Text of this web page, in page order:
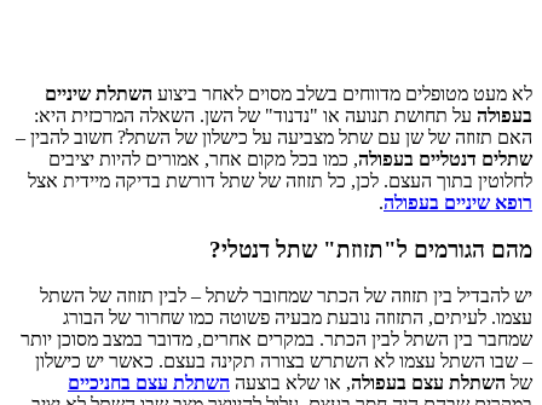
לא מעט מטופלים מדווחים בשלב מסוים לאחר ביצוע השתלת שיניים
בעפולה על תחושת תנועה או "נדנוד" של השן. השאלה המרכזית היא:
האם תזוזה של שן עם שתל מצביעה על כישלון של השתל? חשוב להבין –
שתלים דנטליים בעפולה, כמו בכל מקום אחר, אמורים להיות יציבים
לחלוטין בתוך העצם. לכן, כל תזוזה של שתל דורשת בדיקה מיידית אצל
רופא שיניים בעפולה.
מהם הגורמים ל"תזוזת" שתל דנטלי?
יש להבדיל בין תזוזה של הכתר שמחובר לשתל – לבין תזוזה של השתל
עצמו. לעיתים, התזוזה נובעת מבעיה פשוטה כמו שחרור של הבורג
שמחבר בין השתל לבין הכתר. במקרים אחרים, מדובר במצב מסוכן יותר
– שבו השתל עצמו לא השתרש בצורה תקינה בעצם. כאשר יש כישלון
של השתלת עצם בעפולה, או שלא בוצעה השתלת עצם בחניכיים